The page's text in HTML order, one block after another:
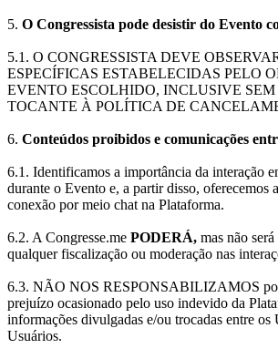
5. O Congressista pode desistir do Evento
5.1. O CONGRESSISTA DEVE
ESPECÍFICAS ESTABELECIDAS PELO
EVENTO ESCOLHIDO, INCLUSIVE
TOCANTE À POLÍTICA DE
6. Conteúdos proibidos e comunicações
6.1. Identificamos a importância da interação
durante o Evento e, a partir disso, oferecemos
conexão por meio chat na Plataforma.
6.2. A Congresse.me PODERÁ, mas não
qualquer fiscalização ou moderação nas
6.3. NÃO NOS RESPONSABILIZAMOS
prejuízo ocasionado pelo uso indevido da
informações divulgadas e/ou trocadas entre os
Usuários.